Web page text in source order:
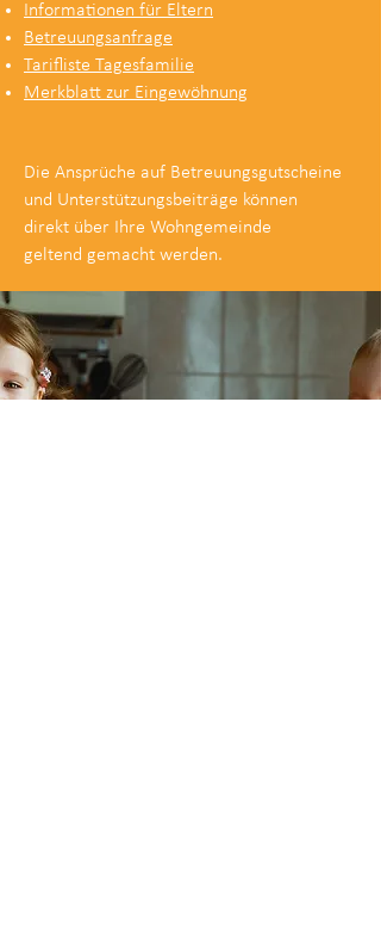
Informationen für Eltern
Betreuungsanfrage
Tarifliste Tagesfamilie
Merkblatt zur Eingewöhnung
Die Ansprüche auf Betreuungsgutscheine
und Unterstützungsbeiträge können
direkt über Ihre Wohngemeinde
geltend gemacht werden.